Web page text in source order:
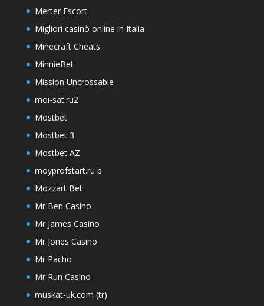
Merter Escort
Migliori casinò online in Italia
Minecraft Cheats
MinnieBet
Mission Uncrossable
moi-sat.ru2
Mostbet
Mostbet 3
Mostbet AZ
moyprofstart.ru b
Mozzart Bet
Mr Ben Casino
Mr James Casino
Mr Jones Casino
Mr Pacho
Mr Run Casino
muskat-uk.com (tr)